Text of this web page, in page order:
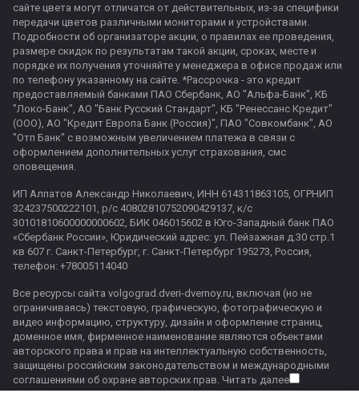
сайте цвета могут отличатся от действительных, из-за специфики
передачи цветов различными мониторами и устройствами.
Подробности об организаторе акции, о правилах ее проведения,
размере скидок по результатам такой акции, сроках, месте и
порядке их получения уточняйте у менеджера в офисе продаж или
по телефону указанному на сайте. *Рассрочка - это кредит
предоставляемый банками ПАО Сбербанк, АО "Альфа-Банк", КБ
"Локо-Банк", АО "Банк Русский Стандарт", КБ "Ренессанс Кредит"
(ООО), АО "Кредит Европа Банк (Россия)", ПАО "Совкомбанк", АО
"Отп Банк" с возможным увеличением платежа в связи с
оформлением дополнительных услуг страхования, смс
оповещения.
ИП Алпатов Александр Николаевич, ИНН 614311863105, ОГРНИП
324237500222101, р/с 40802810752090429137, к/с
30101810600000000602, БИК 046015602 в Юго-Западный банк ПАО
«Сбербанк России», Юридический адрес: ул. Пейзажная д.30 стр.1
кв 607 г. Санкт-Петербург, г. Санкт-Петербург 195273, Россия,
телефон: +78005114040
Все ресурсы сайта volgograd.dveri-dvernoy.ru, включая (но не
ограничиваясь) текстовую, графическую, фотографическую и
видео информацию, структуру, дизайн и оформление страниц,
доменное имя, фирменное наименование являются объектами
авторского права и прав на интеллектуальную собственность,
защищены российским законодательством и международными
соглашениями об охране авторских прав. Читать далее